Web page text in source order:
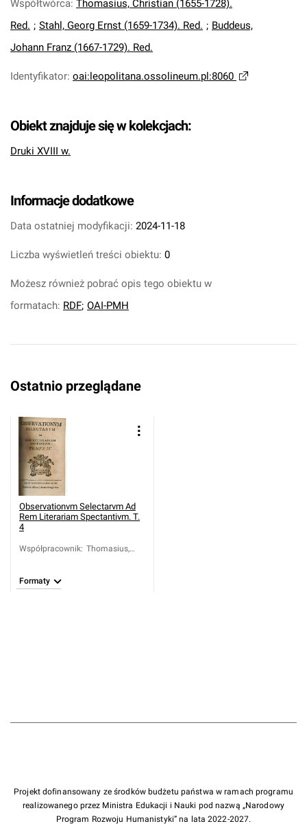
Współtwórca: Thomasius, Christian (1655-1728).
Red. ; Stahl, Georg Ernst (1659-1734). Red. ; Buddeus,
Johann Franz (1667-1729). Red.
Identyfikator: oai:leopolitana.ossolineum.pl:8060
Obiekt znajduje się w kolekcjach:
Druki XVIII w.
Informacje dodatkowe
Data ostatniej modyfikacji: 2024-11-18
Liczba wyświetleń treści obiektu: 0
Możesz również pobrać opis tego obiektu w
formatach: RDF; OAI-PMH
Ostatnio przeglądane
Observationvm Selectarvm Ad
Rem Literariam Spectantivm. T.
4
Współpracownik: Thomasius,
Formaty
Projekt dofinansowany ze środków budżetu państwa w ramach programu
realizowanego przez Ministra Edukacji i Nauki pod nazwą „Narodowy
Program Rozwoju Humanistyki” na lata 2022-2027.